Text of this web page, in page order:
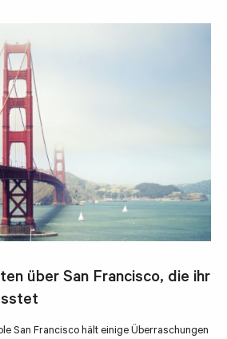
über San Francisco, die ihr
San Francisco hält einige Überraschungen